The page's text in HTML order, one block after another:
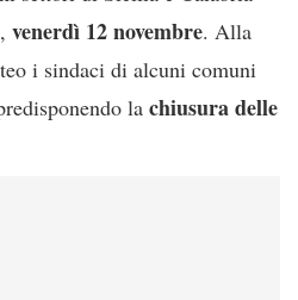
venerdì 12 novembre. Alla
i sindaci di alcuni comuni
la chiusura delle